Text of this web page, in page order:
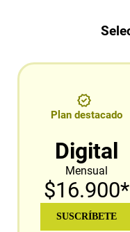
Plan destacado
Digital
Mensual
$16.900*
SUSCRÍBETE